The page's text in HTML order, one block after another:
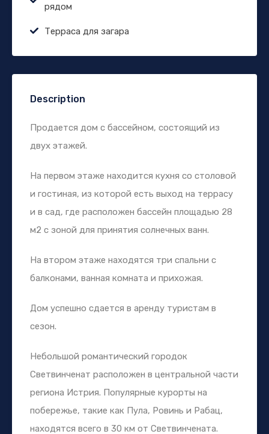
рядом
Терраса для загара
Description
Продается дом с бассейном, состоящий из
двух этажей.
На первом этаже находится кухня со столовой
и гостиная, из которой есть выход на террасу
и в сад, где расположен бассейн площадью 28
м2 с зоной для принятия солнечных ванн.
На втором этаже находятся три спальни с
балконами, ванная комната и прихожая.
Дом успешно сдается в аренду туристам в
сезон.
Небольшой романтический городок
Светвинченат расположен в центральной части
региона Истрия. Популярные курорты на
побережье, такие как Пула, Ровинь и Рабац,
находятся всего в 30 км от Светвинчената.